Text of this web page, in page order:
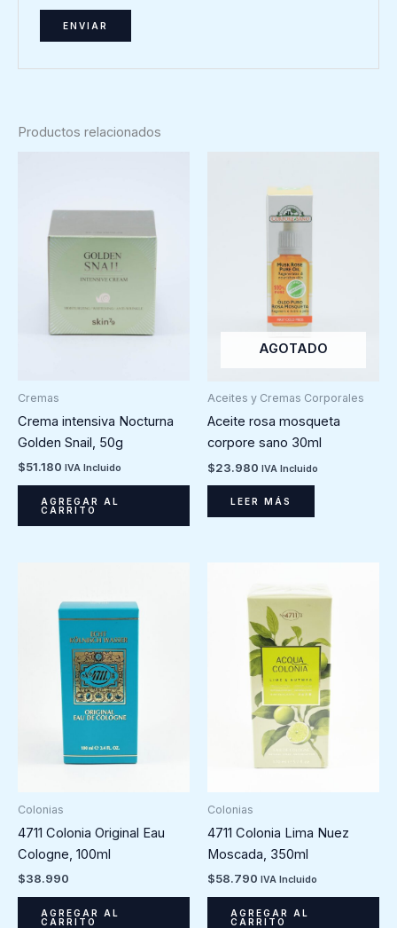
Productos relacionados
Cremas
Crema intensiva Nocturna
Golden Snail, 50g
$51.180 IVA Incluido
AGREGAR AL
CARRITO
AGOTADO
Aceites y Cremas Corporales
Aceite rosa mosqueta
corpore sano 30ml
$23.980 IVA Incluido
LEER MÁS
Colonias
4711 Colonia Original Eau
Cologne, 100ml
$38.990
AGREGAR AL
CARRITO
Colonias
4711 Colonia Lima Nuez
Moscada, 350ml
$58.790 IVA Incluido
AGREGAR AL
CARRITO